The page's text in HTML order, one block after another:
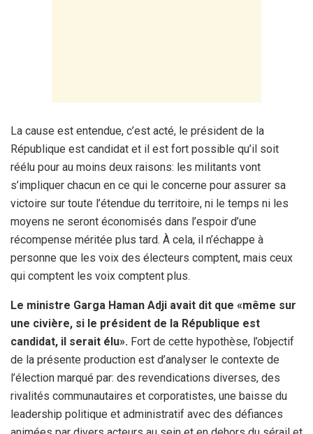
La cause est entendue, c’est acté, le président de la
République est candidat et il est fort possible qu’il soit
réélu pour au moins deux raisons: les militants vont
s’impliquer chacun en ce qui le concerne pour assurer sa
victoire sur toute l’étendue du territoire, ni le temps ni les
moyens ne seront économisés dans l’espoir d’une
récompense méritée plus tard. À cela, il n’échappe à
personne que les voix des électeurs comptent, mais ceux
qui comptent les voix comptent plus.
Le ministre Garga Haman Adji avait dit que «même sur
une civière, si le président de la République est
candidat, il serait élu». Fort de cette hypothèse, l’objectif
de la présente production est d’analyser le contexte de
l’élection marqué par: des revendications diverses, des
rivalités communautaires et corporatistes, une baisse du
leadership politique et administratif avec des défiances